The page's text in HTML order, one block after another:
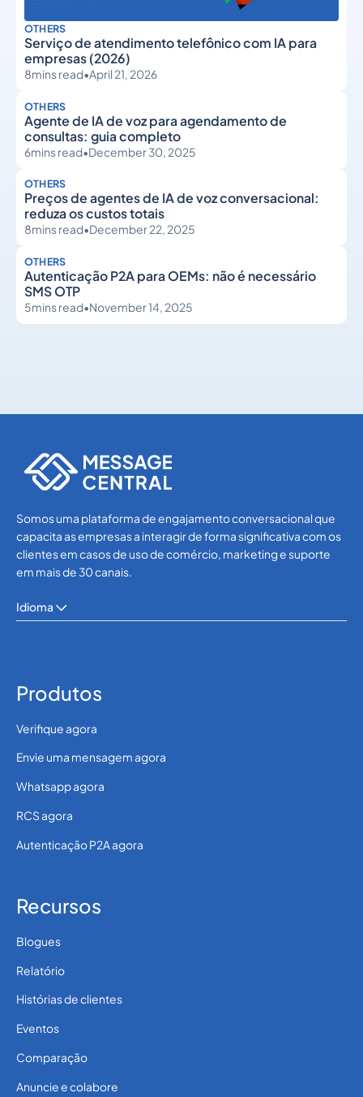
OTHERS
Serviço de atendimento telefônico com IA para
empresas (2026)
8mins read•April 21, 2026
OTHERS
Agente de IA de voz para agendamento de
consultas: guia completo
6mins read•December 30, 2025
OTHERS
Preços de agentes de IA de voz conversacional:
reduza os custos totais
8mins read•December 22, 2025
OTHERS
Autenticação P2A para OEMs: não é necessário
SMS OTP
5mins read•November 14, 2025
Somos uma plataforma de engajamento conversacional que
capacita as empresas a interagir de forma significativa com os
clientes em casos de uso de comércio, marketing e suporte
em mais de 30 canais.
Idioma
Produtos
Verifique agora
Envie uma mensagem agora
Whatsapp agora
RCS agora
Autenticação P2A agora
Recursos
Blogues
Relatório
Histórias de clientes
Eventos
Comparação
Anuncie e colabore